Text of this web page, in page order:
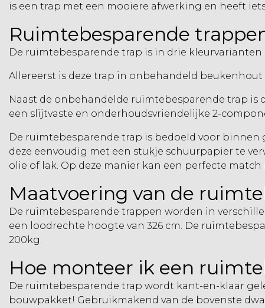
is een trap met een mooiere afwerking en heeft
Ruimtebesparende
De ruimtebesparende trap is in drie kleurvarianten
Allereerst is deze trap in onbehandeld
Naast de onbehandelde ruimtebesparende trap is
een slijtvaste en onderhoudsvriendelijke 2-
De ruimtebesparende trap is bedoeld voor
deze eenvoudig met een stukje schuurpapier te
olie of lak. Op deze manier kan een perfecte
Maatvoering van de
De ruimtebesparende trappen worden in
een loodrechte hoogte van 326 cm. De
200kg.
Hoe monteer ik een
De ruimtebesparende trap wordt kant-en-klaar
bouwpakket! Gebruikmakend van de bovenste